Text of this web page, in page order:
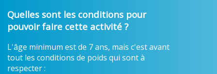
Quelles sont les conditions pour
pouvoir faire cette activité ?
L'âge minimum est de 7 ans, mais c'est avant
tout les conditions de poids qui sont à
respecter :